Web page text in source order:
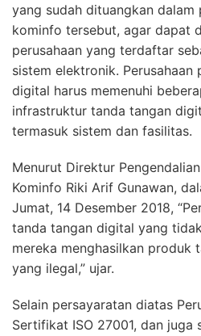
yang sudah dituangkan dalam
kominfo tersebut, agar dapat
perusahaan yang terdaftar
sistem elektronik. Perusahaan
digital harus memenuhi
infrastruktur tanda tangan
termasuk sistem dan fasilitas.
Menurut Direktur
Kominfo Riki Arif Gunawan,
Jumat, 14 Desember 2018,
tanda tangan digital yang
mereka menghasilkan produk
yang ilegal,” ujar.
Selain persayaratan diatas
Sertifikat ISO 27001, dan juga